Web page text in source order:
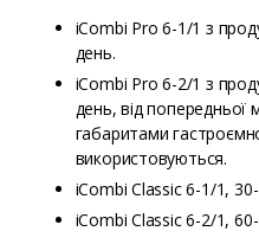
iCombi Pro 6-1/1 з
день.
iCombi Pro 6-2/1 з
день, від попередньої
габаритами
використовуються.
iCombi Classic 6-1/1,
iCombi Classic 6-2/1,